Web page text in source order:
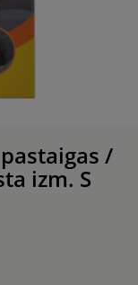
/
izm. S